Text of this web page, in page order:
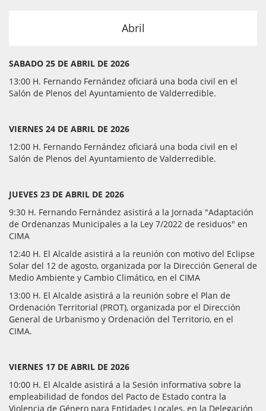
Abril
SABADO 25 DE ABRIL DE 2026
13:00 H. Fernando Fernández oficiará una boda civil en el
Salón de Plenos del Ayuntamiento de Valderredible.
VIERNES 24 DE ABRIL DE 2026
12:00 H. Fernando Fernández oficiará una boda civil en el
Salón de Plenos del Ayuntamiento de Valderredible.
JUEVES 23 DE ABRIL DE 2026
9:30 H. Fernando Fernández asistirá a la Jornada "Adaptación
de Ordenanzas Municipales a la Ley 7/2022 de residuos" en
CIMA
12:40 H. El Alcalde asistirá a la reunión con motivo del Eclipse
Solar del 12 de agosto, organizada por la Dirección General de
Medio Ambiente y Cambio Climático, en el CIMA
13:00 H. El Alcalde asistirá a la reunión sobre el Plan de
Ordenación Territorial (PROT), organizada por el Dirección
General de Urbanismo y Ordenación del Territorio, en el
CIMA.
VIERNES 17 DE ABRIL DE 2026
10:00 H. El Alcalde asistirá a la Sesión informativa sobre la
empleabilidad de fondos del Pacto de Estado contra la
Violencia de Género para Entidades Locales, en la Delegación